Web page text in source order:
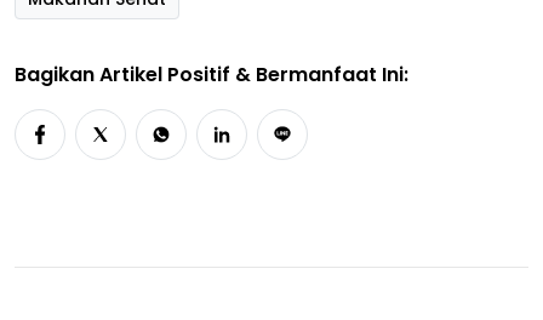
Bagikan Artikel Positif & Bermanfaat Ini: